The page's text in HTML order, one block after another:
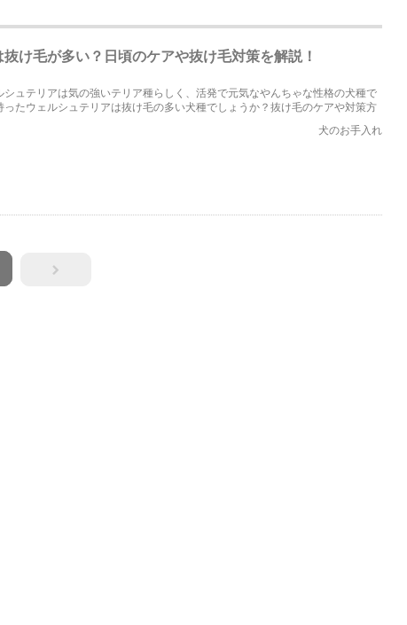
け毛が多い？日頃のケアや抜け毛対策を解説！
ュテリアは気の強いテリア種らしく、活発で元気なやんちゃな性格の犬種で
たウェルシュテリアは抜け毛の多い犬種でしょうか？抜け毛のケアや対策方
犬のお手入れ